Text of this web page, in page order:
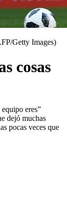
Getty Images)
cosas
eres”
dejó muchas
pocas veces que